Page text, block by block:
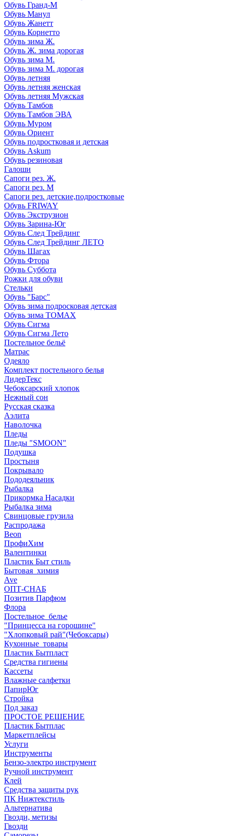
Обувь Гранд-М
Обувь Манул
Обувь Жанетт
Обувь Корнетто
Обувь зима Ж.
Обувь Ж. зима дорогая
Обувь зима М.
Обувь зима М. дорогая
Обувь летняя
Обувь летняя женская
Обувь летняя Мужская
Обувь Тамбов
Обувь Тамбов ЭВА
Обувь Муром
Обувь Ориент
Обувь подростковая и детская
Обувь Askum
Обувь резиновая
Галоши
Сапоги рез. Ж.
Сапоги рез. М
Сапоги рез. детские,подростковые
Обувь FRIWAY
Обувь Экструзион
Обувь Зарина-Юг
Обувь След Трейдинг
Обувь След Трейдинг ЛЕТО
Обувь Шагах
Обувь Фтора
Обувь Суббота
Рожки для обуви
Стельки
Обувь "Барс"
Обувь зима подросковая детская
Обувь зима ТОМАХ
Обувь Сигма
Обувь Сигма Лето
Постельное бельё
Матрас
Одеяло
Комплект постельного белья
ЛидерТекс
Чебоксарский хлопок
Нежный сон
Русская сказка
Аэлита
Наволочка
Пледы
Пледы "SMOON"
Подушка
Простыня
Покрывало
Пододеяльник
Рыбалка
Прикормка Насадки
Рыбалка зима
Свинцовые грузила
Распродажа
Beon
ПрофиХим
Валентинки
Пластик Быт стиль
Бытовая_химия
Ave
ОПТ-СНАБ
Позитив Парфюм
Флора
Постельное_белье
"Принцесса на горошине"
"Хлопковый рай"(Чебоксары)
Кухонные_товары
Пластик Бытпласт
Средства гигиены
Кассеты
Влажные салфетки
ПапирЮг
Стройка
Под заказ
ПРОСТОЕ РЕШЕНИЕ
Пластик Бытплас
Маркетплейсы
Услуги
Инструменты
Бензо-электро инструмент
Ручной инструмент
Клей
Средства защиты рук
ПК Нижтекстиль
Альтернатива
Гвозди, метизы
Гвозди